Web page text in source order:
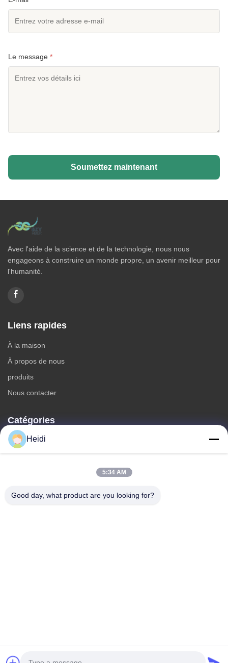
Le message *
Soumettez maintenant
Avec l'aide de la science et de la technologie, nous nous
engageons à construire un monde propre, un avenir meilleur pour
l'humanité.
Liens rapides
À la maison
À propos de nous
produits
Nous contacter
Catégories
Fibre discontinue de polyesters
Fibre d'étagère de polyester ignifuge
Fibre de polyester à faible fusion
Heidi
5:34 AM
Good day, what product are you looking for?